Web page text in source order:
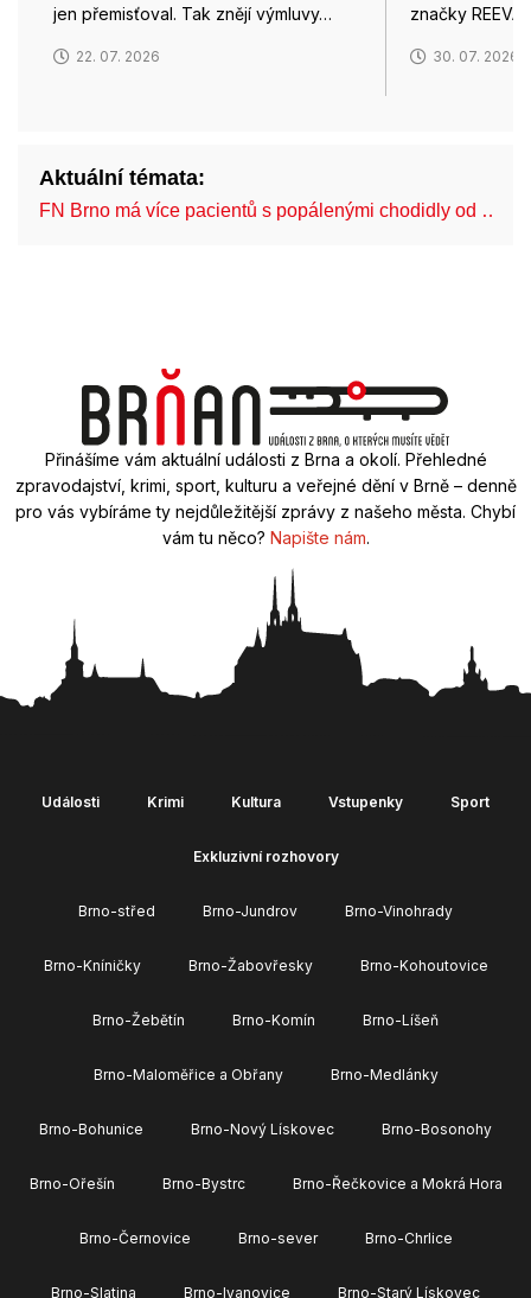
jen přemisťoval. Tak znějí výmluvy…
22. 07. 2026
značky
30. 07. 2026
Aktuální témata:
FN Brno má více pacientů s popálenými chodidly od …
Přinášíme vám aktuální události z Brna a okolí. Přehledné
zpravodajství, krimi, sport, kulturu a veřejné dění v Brně – denně
pro vás vybíráme ty nejdůležitější zprávy z našeho města. Chybí
vám tu něco? Napište nám.
Události Krimi Kultura Vstupenky Sport
Exkluzivní rozhovory
Brno-střed Brno-Jundrov Brno-Vinohrady
Brno-Kníničky Brno-Žabovřesky Brno-Kohoutovice
Brno-Žebětín Brno-Komín Brno-Líšeň
Brno-Maloměřice a Obřany Brno-Medlánky
Brno-Bohunice Brno-Nový Lískovec Brno-Bosonohy
Brno-Ořešín Brno-Bystrc Brno-Řečkovice a Mokrá Hora
Brno-Černovice Brno-sever Brno-Chrlice
Brno-Slatina Brno-Ivanovice Brno-Starý Lískovec